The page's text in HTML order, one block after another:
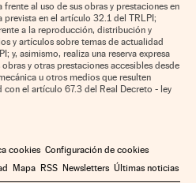
frente al uso de sus obras y prestaciones en
prevista en el artículo 32.1 del TRLPI;
a la reproducción, distribución y
y artículos sobre temas de actualidad
y, asimismo, realiza una reserva expresa
y otras prestaciones accesibles desde
u otros medios que resulten
el artículo 67.3 del Real Decreto - ley
cookies Configuración de cookies
Mapa RSS Newsletters Últimas noticias